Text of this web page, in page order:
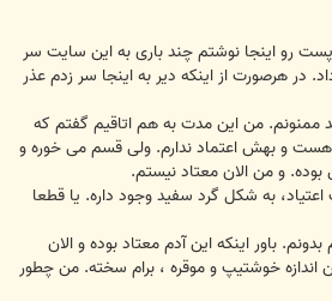
رو اینجا نوشتم چند باری به این سایت سر
در هرصورت از اینکه دیر به اینجا سر زدم عذر
ممنونم. من این مدت به هم اتاقیم گفتم که
و بهش اعتماد ندارم. ولی قسم می خوره و
بوده. و من الان معتاد نیستم.
به شکل گرد سفید وجود داره. یا قطعا
باور اینکه این آدم معتاد بوده و الان
اندازه خوشتیپ و موقره ، برام سخته. من چطور